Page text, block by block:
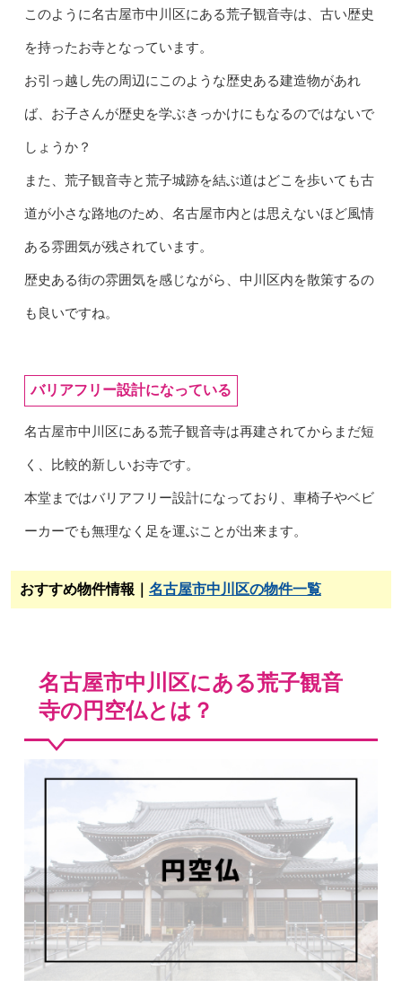
このように名古屋市中川区にある荒子観音寺は、古い歴史
を持ったお寺となっています。
お引っ越し先の周辺にこのような歴史ある建造物があれ
ば、お子さんが歴史を学ぶきっかけにもなるのではないで
しょうか？
また、荒子観音寺と荒子城跡を結ぶ道はどこを歩いても古
道が小さな路地のため、名古屋市内とは思えないほど風情
ある雰囲気が残されています。
歴史ある街の雰囲気を感じながら、中川区内を散策するの
も良いですね。
バリアフリー設計になっている
名古屋市中川区にある荒子観音寺は再建されてからまだ短
く、比較的新しいお寺です。
本堂まではバリアフリー設計になっており、車椅子やベビ
ーカーでも無理なく足を運ぶことが出来ます。
おすすめ物件情報｜ 名古屋市中川区の物件一覧
名古屋市中川区にある荒子観音
寺の円空仏とは？